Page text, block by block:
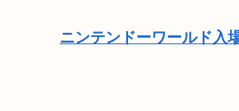
ニンテンドーワールド入